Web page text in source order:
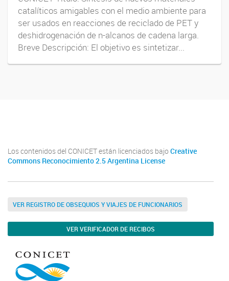
catalíticos amigables con el medio ambiente para
ser usados en reacciones de reciclado de PET y
deshidrogenación de n-alcanos de cadena larga.
Breve Descripción: El objetivo es sintetizar...
Los contenidos del CONICET están licenciados bajo Creative
Commons Reconocimiento 2.5 Argentina License
VER REGISTRO DE OBSEQUIOS Y VIAJES DE FUNCIONARIOS
VER VERIFICADOR DE RECIBOS